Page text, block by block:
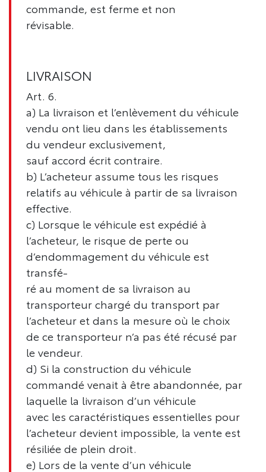
commande, est ferme et non
révisable.
LIVRAISON
Art. 6.
a) La livraison et l’enlèvement du véhicule
vendu ont lieu dans les établissements
du vendeur exclusivement,
sauf accord écrit contraire.
b) L’acheteur assume tous les risques
relatifs au véhicule à partir de sa livraison
effective.
c) Lorsque le véhicule est expédié à
l’acheteur, le risque de perte ou
d’endommagement du véhicule est
transfé-
ré au moment de sa livraison au
transporteur chargé du transport par
l’acheteur et dans la mesure où le choix
de ce transporteur n’a pas été récusé par
le vendeur.
d) Si la construction du véhicule
commandé venait à être abandonnée, par
laquelle la livraison d’un véhicule
avec les caractéristiques essentielles pour
l’acheteur devient impossible, la vente est
résiliée de plein droit.
e) Lors de la vente d’un véhicule